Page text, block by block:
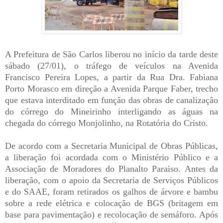
A Prefeitura de São Carlos liberou no início da tarde deste
sábado (27/01), o tráfego de veículos na Avenida
Francisco Pereira Lopes, a partir da Rua Dra. Fabiana
Porto Morasco em direção a Avenida Parque Faber, trecho
que estava interditado em função das obras de canalização
do córrego do Mineirinho interligando as águas na
chegada do córrego Monjolinho, na Rotatória do Cristo.
De acordo com a Secretaria Municipal de Obras Públicas,
a liberação foi acordada com o Ministério Público e a
Associação de Moradores do Planalto Paraiso. Antes da
liberação, com o apoio da Secretaria de Serviços Públicos
e do SAAE, foram retirados os galhos de árvore e bambu
sobre a rede elétrica e colocação de BGS (britagem em
base para pavimentação) e recolocação de semáforo. Após